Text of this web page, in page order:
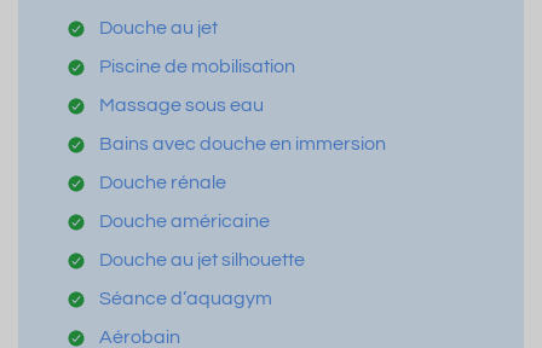
Douche au jet
Piscine de mobilisation
Massage sous eau
Bains avec douche en immersion
Douche rénale
Douche américaine
Douche au jet silhouette
Séance d’aquagym
Aérobain